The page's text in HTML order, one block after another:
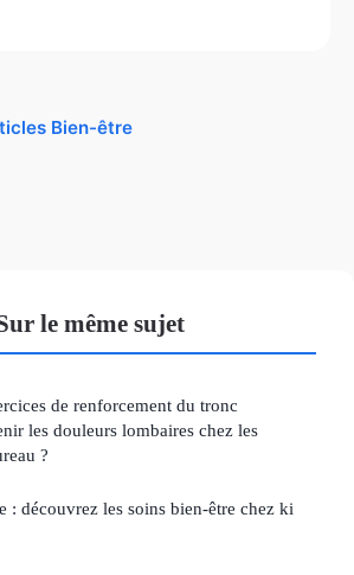
Bien-être
le même sujet
de renforcement du tronc
les douleurs lombaires chez les
?
: découvrez les soins bien-être chez ki